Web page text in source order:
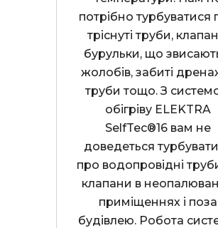
потрібно турбуватися
тріснуті труби,
бурульки, що
жолобів, забиті
труби тощо. З
обігріву ELEKTRA
SelfTec®16 вам не
доведеться
про водопровідні
клапани в
приміщеннях і поза
будівлею. Робота